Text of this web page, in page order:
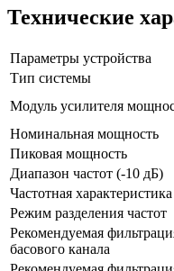
Технические
Параметры устройства
Тип системы
Модуль усилителя
Номинальная мощность
Пиковая мощность
Диапазон частот (-10 дБ)
Частотная
Режим разделения частот
Рекомендуемая
басового канала